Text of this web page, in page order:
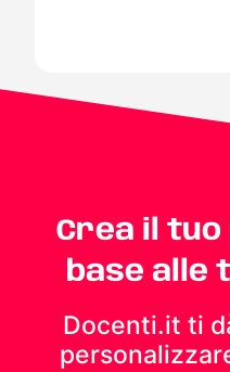
Crea il
base alle
Docenti.it ti